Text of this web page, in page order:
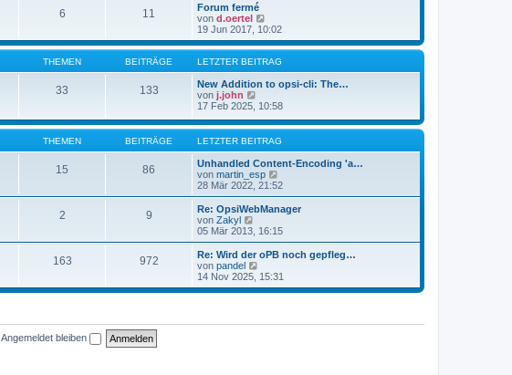
B
e
t
r
a
g
r
e
i
g
6 11
Forum fermé
von d.oertel
e
u
e
s
t
e
B
i
t
a
g
19 Jun 2017, 10:02
THEMEN BEITRÄGE LETZTER BEITRAG
33 133
New Addition to opsi-cli: The…
von j.john
e
e
s
e
r
B
e
t
r
a
g
17 Feb 2025, 10:58
THEMEN BEITRÄGE LETZTER BEITRAG
15 86
Unhandled Content-Encoding 'a…
von martin_esp
e
u
e
t
B
e
i
t
g
28 Mär 2022, 21:52
2 9
Re: OpsiWebManager
von Zakyl
e
u
e
s
t
e
r
i
05 Mär 2013, 16:15
163 972
Re: Wird der oPB noch gepfleg…
von pandel
e
u
14 Nov 2025, 15:31
Angemeldet bleiben